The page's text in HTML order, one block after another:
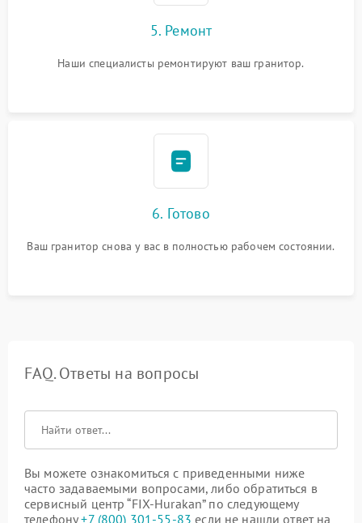
5. Ремонт
Наши специалисты ремонтируют ваш гранитор.
6. Готово
Ваш гранитор снова у вас в полностью рабочем состоянии.
FAQ. Ответы на вопросы
Вы можете ознакомиться с приведенными ниже
часто задаваемыми вопросами, либо обратиться в
сервисный центр “FIX-Hurakan” по следующему
телефону+7 (800) 301-55-83 если не нашли ответ на